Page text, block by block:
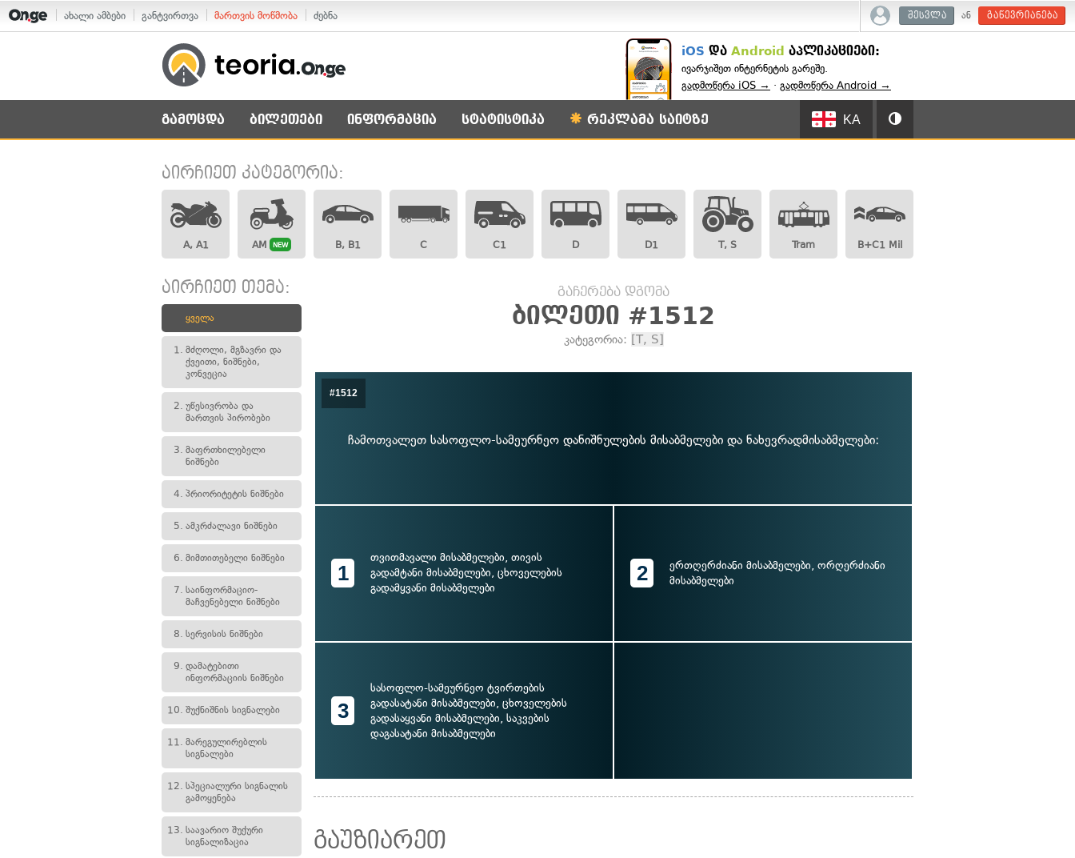
ახალი ამბები განტვირთვა მართვის მოწმობა ძებნა შესვლა ან გაწევრიანება
iOS და Android აპლიკაციები:
ივარჯიშეთ ინტერნეტის გარეშე.
გადმოწერა iOS → · გადმოწერა Android →
გამოცდა ბილეთები ინფორმაცია სტატისტიკა რეკლამა საიტზე KA
აირჩიეთ კატეგორია:
A, A1 AM NEW B, B1 C C1 D D1 T, S Tram B+C1 Mil
აირჩიეთ თემა:
ყველა
1. მძღოლი, მგზავრი და
ქვეითი, ნიშნები,
კონვეცია
2. უწესივრობა და
მართვის პირობები
3. მაფრთხილებელი
ნიშნები
4. პრიორიტეტის ნიშნები
5. ამკრძალავი ნიშნები
6. მიმთითებელი ნიშნები
7. საინფორმაციო-
მაჩვენებელი ნიშნები
8. სერვისის ნიშნები
9. დამატებითი
ინფორმაციის ნიშნები
10. შუქნიშნის სიგნალები
11. მარეგულირებლის
სიგნალები
12. სპეციალური სიგნალის
გამოყენება
13. საავარიო შუქური
სიგნალიზაცია
გაჩერება დგომა
ბილეთი #1512
კატეგორია: [T, S]
#1512
ჩამოთვალეთ სასოფლო-სამეურნეო დანიშნულების მისაბმელები და ნახევრადმისაბმელები:
1
თვითმავალი მისაბმელები, თივის
გადამტანი მისაბმელები, ცხოველების
გადამყვანი მისაბმელები
2
ერთღერძიანი მისაბმელები, ორღერძიანი
მისაბმელები
3
სასოფლო-სამეურნეო ტვირთების
გადასატანი მისაბმელები, ცხოველების
გადასაყვანი მისაბმელები, საკვების
დაგასატანი მისაბმელები
გაუზიარეთ